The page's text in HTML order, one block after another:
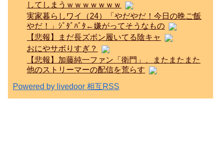
してしまうｗｗｗｗｗｗｗ
実家暮らしワイ（24）「やだやだ！今日の晩ご飯
やだ！」ｼﾞﾀﾞﾊﾞﾀ←嫌がってそうなもの
【悲報】まだ長ズボン履いてる陰キャ
おにやサボりすぎ？
【悲報】加藤純一ファン「衛門」、またまたまた
他のストリーマーの配信を荒らす
Powered by livedoor 相互RSS